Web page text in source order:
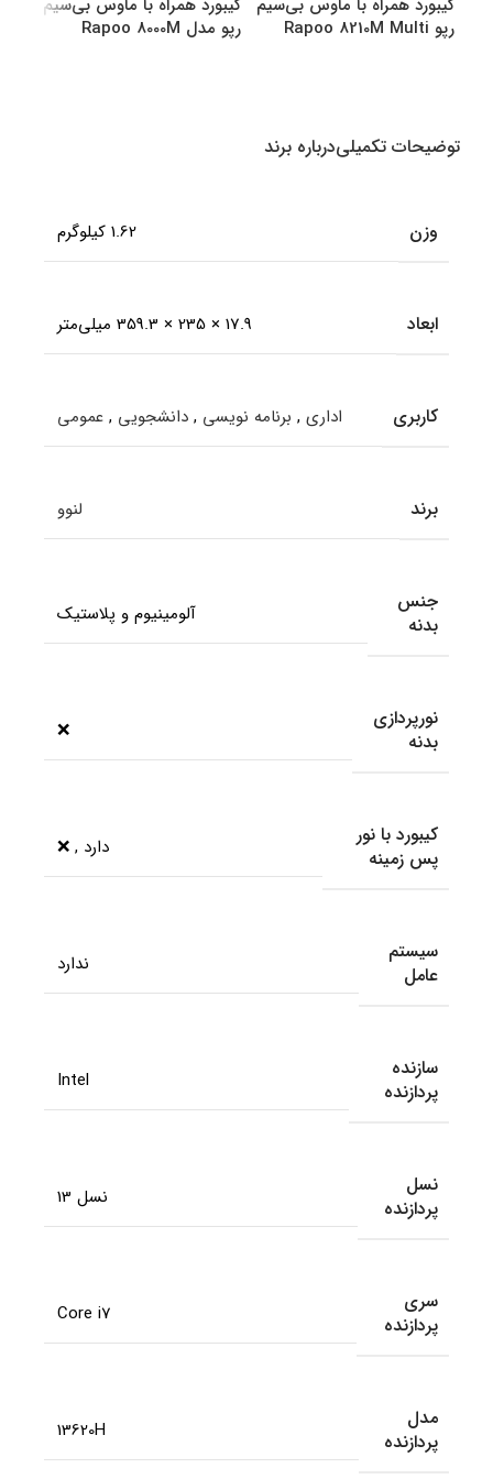
رپو Rapoo 8210M Multi
رپو مدل Rapoo 8000M
توضیحات تکمیلیدرباره برند
وزن 1.62 کیلوگرم
ابعاد 17.9 × 235 × 359.3 میلی‌متر
کاربری اداری , برنامه نویسی , دانشجویی , عمومی
برند لنوو
جنس
بدنه
آلومینیوم و پلاستیک
نورپردازی
بدنه
❌
کیبورد با نور
پس زمینه
دارد ,
❌
سیستم
عامل
ندارد
سازنده
پردازنده
Intel
نسل
پردازنده
نسل 13
سری
پردازنده
Core i7
مدل
پردازنده
13620H